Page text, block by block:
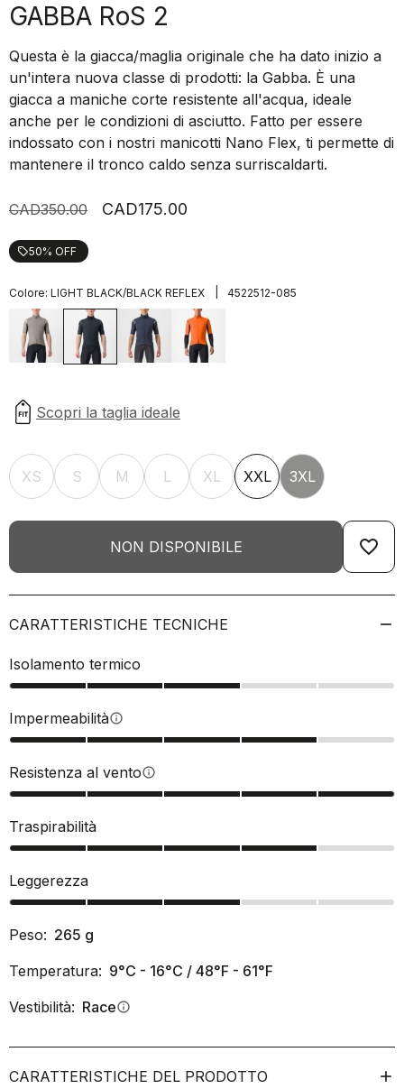
GABBA RoS 2
Questa è la giacca/maglia originale che ha dato inizio a
un'intera nuova classe di prodotti: la Gabba. È una
giacca a maniche corte resistente all'acqua, ideale
anche per le condizioni di asciutto. Fatto per essere
indossato con i nostri manicotti Nano Flex, ti permette di
mantenere il tronco caldo senza surriscaldarti.
CAD350.00 CAD175.00
local_offer50% OFF
Colore: LIGHT BLACK/BLACK REFLEX 4522512-085
XS S M L XL XXL 3XL
NON DISPONIBILE favorite_border
CARATTERISTICHE TECNICHE
Isolamento termico
Impermeabilitàinfo
Resistenza al ventoinfo
Traspirabilità
Leggerezza
Peso: 265 g
Temperatura: 9°C - 16°C / 48°F - 61°F
Vestibilità: Raceinfo
CARATTERISTICHE DEL PRODOTTO